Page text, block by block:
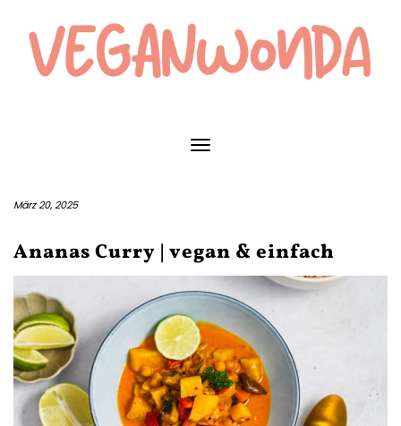
content
Toggle Navigation
März 20, 2025
Ananas Curry | vegan & einfach